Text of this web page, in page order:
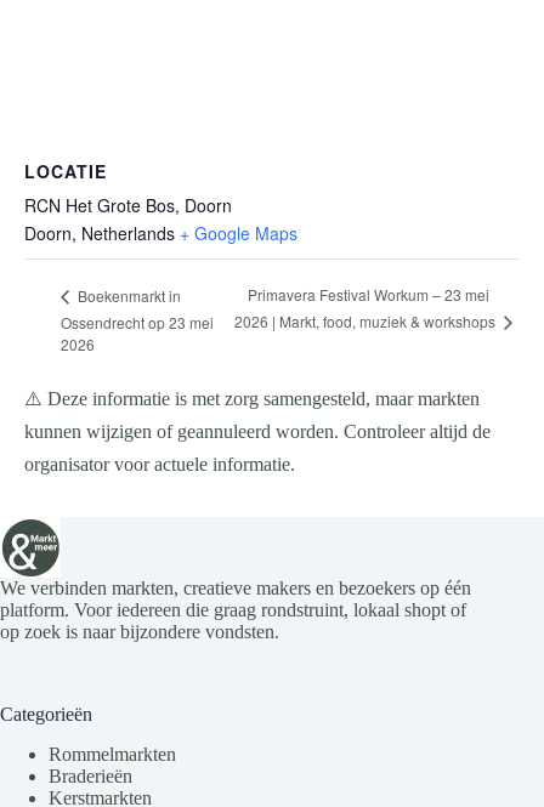
LOCATIE
RCN Het Grote Bos, Doorn
Doorn, Netherlands + Google Maps
Boekenmarkt in
Ossendrecht op 23 mei
2026
Primavera Festival Workum – 23 mei
2026 | Markt, food, muziek & workshops
⚠️ Deze informatie is met zorg samengesteld, maar markten
kunnen wijzigen of geannuleerd worden. Controleer altijd de
organisator voor actuele informatie.
We verbinden markten, creatieve makers en bezoekers op één
platform. Voor iedereen die graag rondstruint, lokaal shopt of
op zoek is naar bijzondere vondsten.
Categorieën
Rommelmarkten
Braderieën
Kerstmarkten